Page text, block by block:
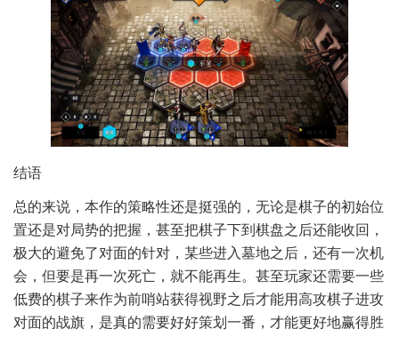
结语
总的来说，本作的策略性还是挺强的，无论是棋子的初始位
置还是对局势的把握，甚至把棋子下到棋盘之后还能收回，
极大的避免了对面的针对，某些进入墓地之后，还有一次机
会，但要是再一次死亡，就不能再生。甚至玩家还需要一些
低费的棋子来作为前哨站获得视野之后才能用高攻棋子进攻
对面的战旗，是真的需要好好策划一番，才能更好地赢得胜